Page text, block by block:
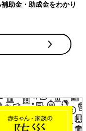
【ワクチン接種できるもの